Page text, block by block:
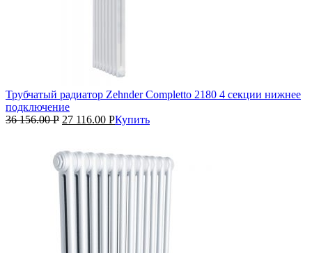
Трубчатый радиатор Zehnder Completto 2180 4 секции нижнее
подключение
36 156.00Р 27 116.00 РКупить